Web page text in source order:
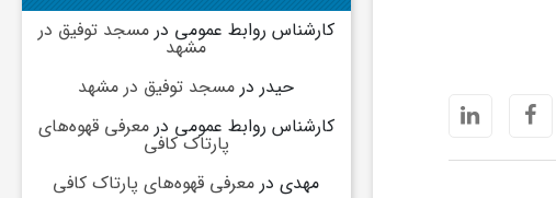
کارشناس روابط عمومی درمسجد توفیق در
مشهد
حیدردر مسجد توفیق در مشهد
کارشناس روابط عمومی درمعرفی قهوه‌های
پارتاک کافی
مهدیدر معرفی قهوه‌های پارتاک کافی